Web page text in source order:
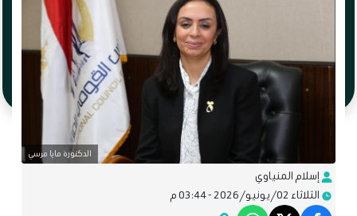
الدكتورة مايا مرسي
إسلام المنياوي
الثلاثاء 02/يونيو/2026 - 03:44 م